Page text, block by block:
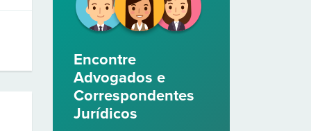
Encontre
Advogados e
Correspondentes
Jurídicos